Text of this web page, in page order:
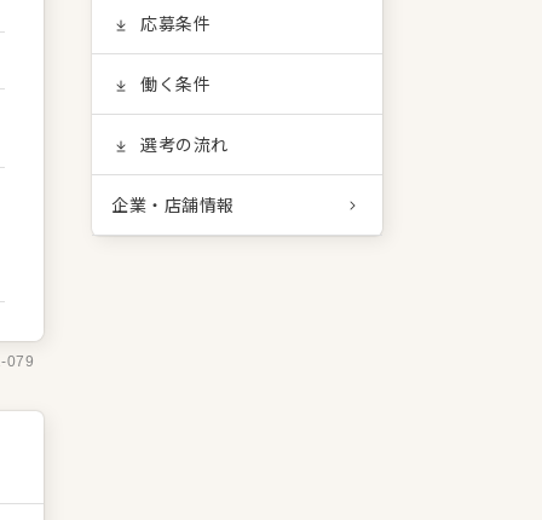
079
応募条件
働く条件
選考の流れ
企業・店舗情報